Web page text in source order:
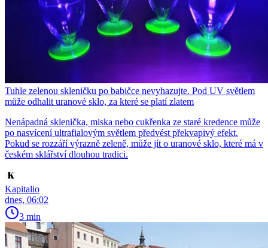
Tuhle zelenou skleničku po babičce nevyhazujte. Pod UV světlem
může odhalit uranové sklo, za které se platí zlatem
Nenápadná sklenička, miska nebo cukřenka ze staré kredence může
po nasvícení ultrafialovým světlem předvést překvapivý efekt.
Pokud se rozzáří výrazně zeleně, může jít o uranové sklo, které má v
českém sklářství dlouhou tradici.
Kapitalio
dnes, 06:02
3 min